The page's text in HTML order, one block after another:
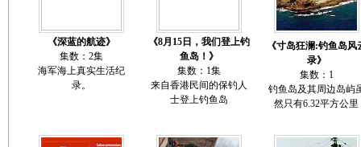
《深蓝的航迹》
集数：2集
海军海上真实生活纪
录。
《8月15日，我们登上钓
鱼岛！》
集数：1集
来自香港民间的保钓人
士登上钓鱼岛
《寸岛狂澜:钓鱼岛风
录》
集数：1
钓鱼岛及其周边岛屿
然只有6.32平方公里